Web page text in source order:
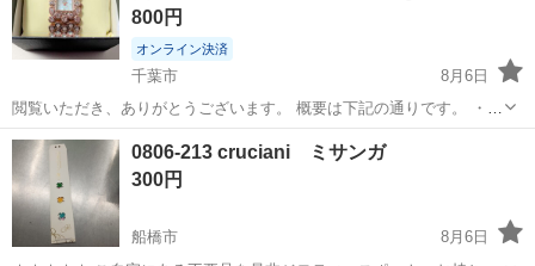
800円
オンライン決済
千葉市
8月6日
閲覧いただき、ありがとうございます。 概要は下記の通りです。 ・ベ
ルトの幅：約3cm ・文字盤の幅：約1.5cm ベルトは写真のように包装
されている状態です。 当方で普段は使用はしていませんが、動作確
認...
千葉 千葉市 アクセサリー 文字盤
0806-213 cruciani ミサンガ
300円
船橋市
8月6日